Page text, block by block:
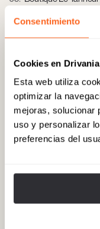
Consentimiento
Cookies en Drivania
Esta web utiliza
optimizar la
mejoras, solucionar
uso y personalizar
preferencias del
Tienda de
Bordeaux. Dirección: 9
06 Ristorante Le
Restaurante gourmet
autor, menús
standing. Dirección: 2-
07 Musée des Beaux-
Museo con colección